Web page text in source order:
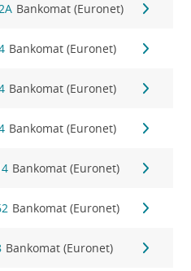
Bankomat (Euronet)
Bankomat (Euronet)
Bankomat (Euronet)
Bankomat (Euronet)
Bankomat (Euronet)
Bankomat (Euronet)
Bankomat (Euronet)